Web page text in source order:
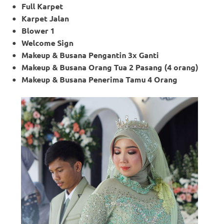
Full Karpet
Karpet Jalan
Blower 1
Welcome Sign
Makeup & Busana Pengantin 3x Ganti
Makeup & Busana Orang Tua 2 Pasang (4 orang)
Makeup & Busana Penerima Tamu 4 Orang